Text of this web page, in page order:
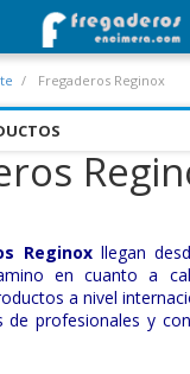
Fregaderos Reginox
Reginoxllegan
en cuanto a
a nivel
de profesionales y